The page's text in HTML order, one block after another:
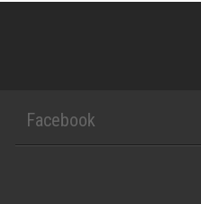
Facebook